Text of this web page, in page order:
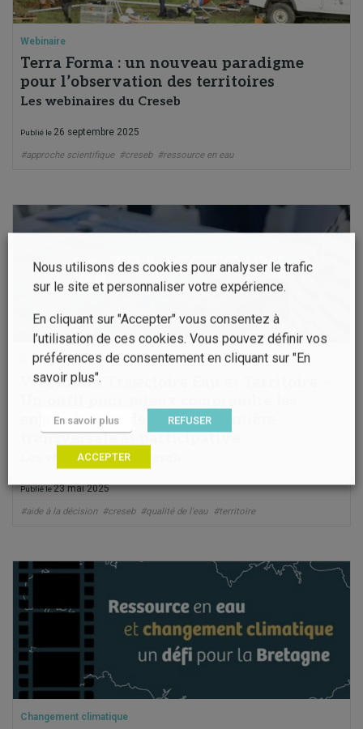
Webinaire
Terra Forma : un nouveau paradigme
pour l’observation des territoires
Les webinaires du Creseb
Publié le 26 septembre 2025
#approche scientifique #creseb #ressource en eau
Webinaire
Webinaire Trajectoire Eau et Territoire –
enjeux locaux de l’eau de manière
transversale et participative
Les webinaires du Creseb
Publié le23 mai 2025
#aide à la décision #creseb #qualité de l'eau #territoire
Changement climatique
Nous utilisons des cookies pour analyser le trafic
sur le site et personnaliser votre expérience.
En cliquant sur "Accepter" vous consentez à
l’utilisation de ces cookies. Vous pouvez définir vos
préférences de consentement en cliquant sur "En
savoir plus".
En savoir plus REFUSER
ACCEPTER